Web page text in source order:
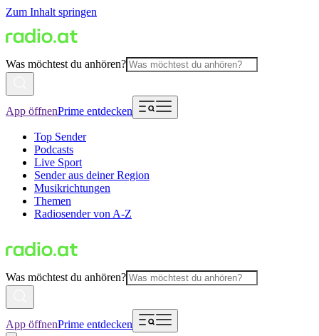
Zum Inhalt springen
Was möchtest du anhören?
App öffnenPrime entdecken
Top Sender
Podcasts
Live Sport
Sender aus deiner Region
Musikrichtungen
Themen
Radiosender von A-Z
Was möchtest du anhören?
App öffnenPrime entdecken